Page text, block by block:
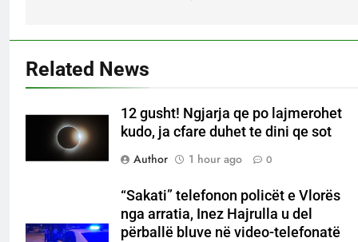
Related News
12 gusht! Ngjarja qe po lajmerohet
kudo, ja cfare duhet te dini qe sot
Author
1 hour ago 0
“Sakati” telefonon policët e Vlorës
nga arratia, Inez Hajrulla u del
përballë bluve në video-telefonatë